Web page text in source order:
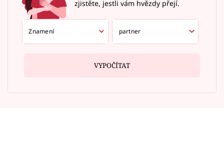
zjistěte, jestli vám hvězdy přejí.
VYPOČÍTAT